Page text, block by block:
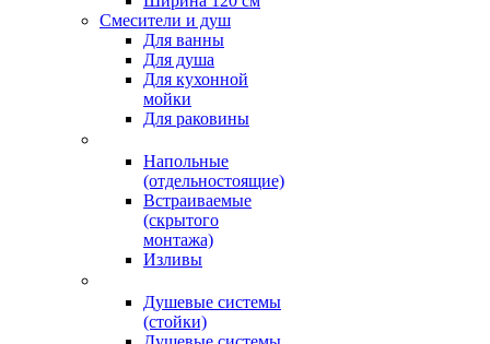
Смесители и душ
Для ванны
Для душа
Для кухонной
мойки
Для раковины
Напольные
(отдельностоящие)
Встраиваемые
(скрытого
монтажа)
Изливы
Душевые системы
(стойки)